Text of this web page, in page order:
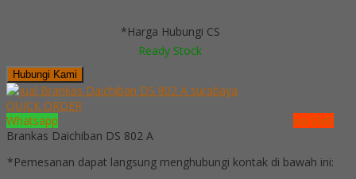
*Harga Hubungi CS
Ready Stock
Hubungi Kami
QUICK ORDER
Whatsapp
via SMS
Brankas Daichiban DS 802 A
*Pemesanan dapat langsung menghubungi kontak di bawah ini: